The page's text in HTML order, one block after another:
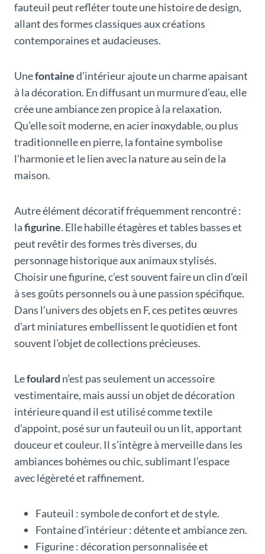
fauteuil peut refléter toute une histoire de design,
allant des formes classiques aux créations
contemporaines et audacieuses.
Unefontained’intérieur ajoute un charme apaisant
à la décoration. En diffusant un murmure d’eau, elle
crée une ambiance zen propice à la relaxation.
Qu’elle soit moderne, en acier inoxydable, ou plus
traditionnelle en pierre, la fontaine symbolise
l’harmonie et le lien avec la nature au sein de la
maison.
Autre élément décoratif fréquemment rencontré :
lafigurine. Elle habille étagères et tables basses et
peut revêtir des formes très diverses, du
personnage historique aux animaux stylisés.
Choisir une figurine, c’est souvent faire un clin d’œil
à ses goûts personnels ou à une passion spécifique.
Dans l’univers des objets en F, ces petites œuvres
d’art miniatures embellissent le quotidien et font
souvent l’objet de collections précieuses.
Lefoulard n’est pas seulement un accessoire
vestimentaire, mais aussi un objet de décoration
intérieure quand il est utilisé comme textile
d’appoint, posé sur un fauteuil ou un lit, apportant
douceur et couleur. Il s’intègre à merveille dans les
ambiances bohèmes ou chic, sublimant l’espace
avec légèreté et raffinement.
Fauteuil : symbole de confort et de style.
Fontaine d’intérieur : détente et ambiance zen.
Figurine : décoration personnalisée et